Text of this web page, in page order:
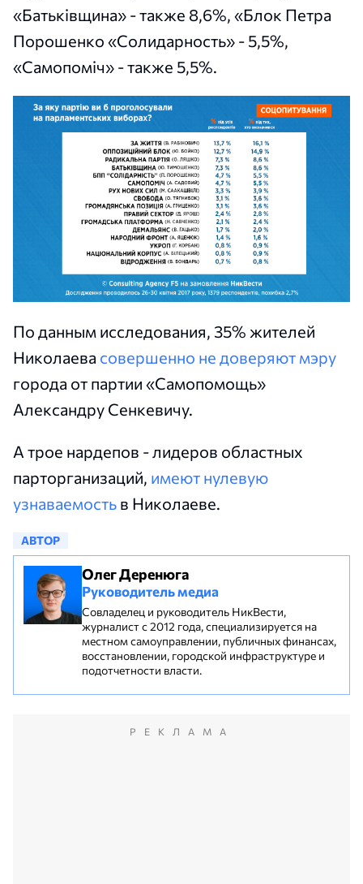
«Батьківщина» - также 8,6%, «Блок Петра
Порошенко «Солидарность» - 5,5%,
«Самопоміч» - также 5,5%.
По данным исследования, 35% жителей
Николаева совершенно не доверяют мэру
города от партии «Самопомощь»
Александру Сенкевичу.
А трое нардепов - лидеров областных
парторганизаций, имеют нулевую
узнаваемость в Николаеве.
АВТОР
Олег Деренюга
Руководитель медиа
Совладелец и руководитель НикВести,
журналист с 2012 года, специализируется на
местном самоуправлении, публичных финансах,
восстановлении, городской инфраструктуре и
подотчетности власти.
РЕКЛАМА